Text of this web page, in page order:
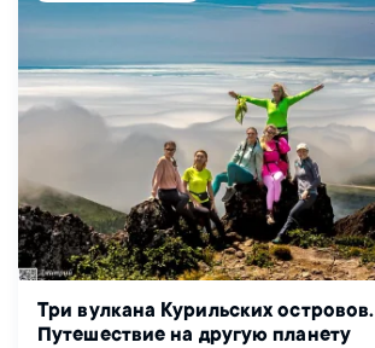
Три вулкана Курильских островов.
Путешествие на другую планету